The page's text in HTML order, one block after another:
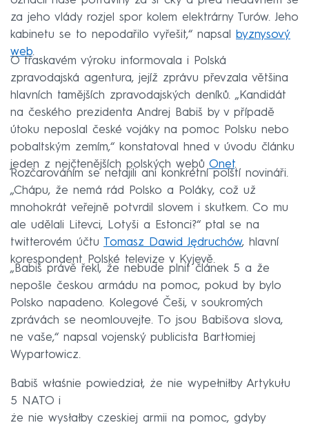
za jeho vlády rozjel spor kolem elektrárny Turów. Jeho
kabinetu se to nepodařilo vyřešit,“ napsal
byznysový
web.
O třaskavém výroku informovala i Polská
zpravodajská agentura, jejíž zprávu převzala většina
hlavních tamějších zpravodajských deníků. „Kandidát
na českého prezidenta Andrej Babiš by v případě
útoku neposlal české vojáky na pomoc Polsku nebo
pobaltským zemím,“ konstatoval hned v úvodu článku
jeden z nejčtenějších polských webů Onet.
Rozčarováním se netajili ani konkrétní polští novináři.
„Chápu, že nemá rád Polsko a Poláky, což už
mnohokrát veřejně potvrdil slovem i skutkem. Co mu
ale udělali Litevci, Lotyši a Estonci?“ ptal se na
twitterovém účtu Tomasz Dawid Jędruchów, hlavní
korespondent Polské televize v Kyjevě.
„Babiš právě řekl, že nebude plnit článek 5 a že
nepošle českou armádu na pomoc, pokud by bylo
Polsko napadeno. Kolegové Češi, v soukromých
zprávách se neomlouvejte. To jsou Babišova slova,
ne vaše,“ napsal vojenský publicista Bartłomiej
Wypartowicz.
Babiš właśnie powiedział, że nie wypełniłby Artykułu
5 NATO i
że nie wysłałby czeskiej armii na pomoc, gdyby